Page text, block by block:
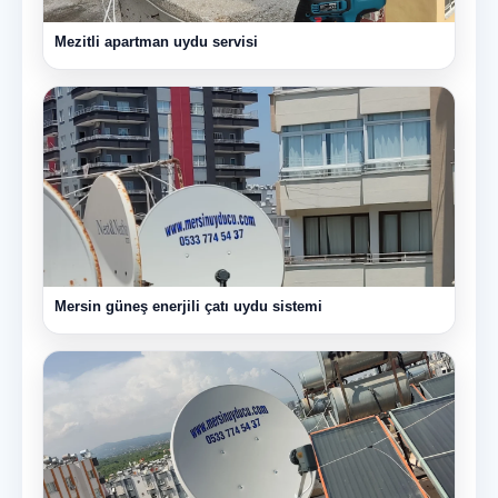
Mezitli apartman uydu servisi
Mersin güneş enerjili çatı uydu sistemi